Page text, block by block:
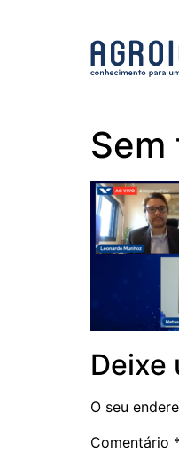
Deixe
O seu
Comentário *